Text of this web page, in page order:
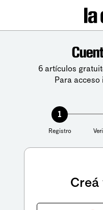
6 artículos
Para
1
Registro